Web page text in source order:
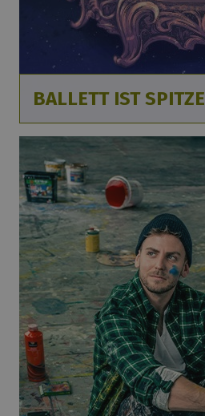
BALLETT IST SPITZE